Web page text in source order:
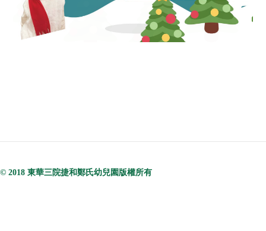
© 2018 東華三院捷和鄭氏幼兒園版權所有